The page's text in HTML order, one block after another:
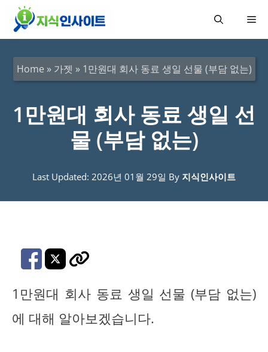
메
Home » 가젯 » 1만원대 회사 동료 생일 선물 (부담 없는)
1만원대 회사 동료 생일 선
물 (부담 없는)
Last Updated: 2026년 01월 29일 By 지식인사이트
1만원대 회사 동료 생일 선물 (부담 없는)
에 대해 알아보겠습니다.